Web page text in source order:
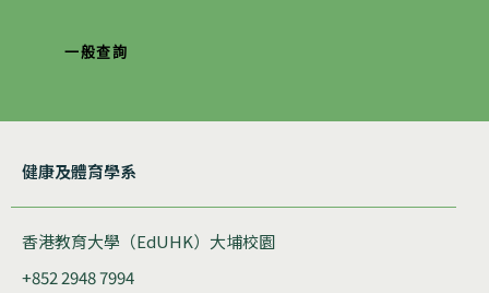
一般查詢
健康及體育學系
香港教育大學（EdUHK）大埔校園
+852 2948 7994